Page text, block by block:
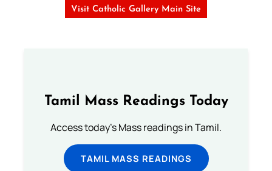
Visit Catholic Gallery Main Site
Tamil Mass Readings Today
Access today's Mass readings in Tamil.
TAMIL MASS READINGS